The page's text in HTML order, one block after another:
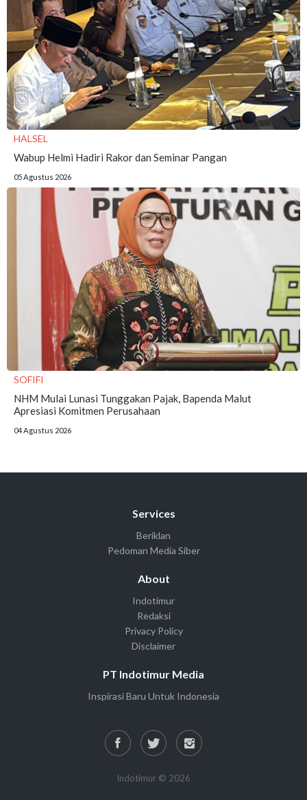
HALSEL
Wabup Helmi Hadiri Rakor dan Seminar Pangan
05 Agustus 2026
SOFIFI
NHM Mulai Lunasi Tunggakan Pajak, Bapenda Malut
Apresiasi Komitmen Perusahaan
04 Agustus 2026
Services
Beriklan
Pedoman Media Siber
About
Indotimur
Redaksi
Privacy Policy
Disclaimer
PT Indotimur Media
Inspirasi Baru Untuk Indonesia
Indotimur © 2026